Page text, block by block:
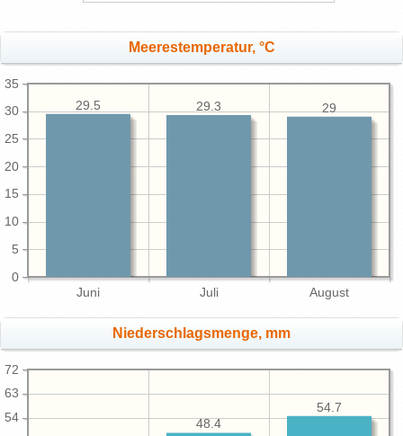
Meerestemperatur, °C
Juni Juli August
0
5
10
15
20
25
30
35
29
29.3
29.5
Niederschlagsmenge, mm
54
63
72
54.7
48.4